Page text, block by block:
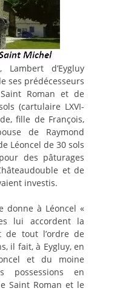
d’Eygluy
ses prédécesseurs
Roman et de
(cartulaire LXVI-
fille de François,
de Raymond
Léoncel de 30 sols
des pâturages
et de
investis.
donne à Léoncel «
lui accordent la
tout l’ordre de
il fait, à Eygluy, en
et du moine
possessions en
Saint Roman et le